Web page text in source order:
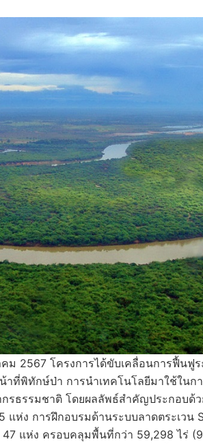
คม 2567 โครงการได้ขับเคลื่อนการฟื้นฟู
ที่พิทักษ์ป่า การนำเทคโนโลยีมาใช้ในกา
รธรรมชาติ โดยผลลัพธ์สำคัญประกอบด้
แห่ง การฝึกอบรมด้านระบบลาดตระเวน
แห่ง ครอบคลุมพื้นที่กว่า 59,298 ไร่